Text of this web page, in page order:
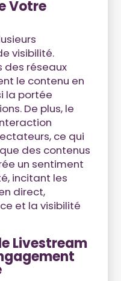
Votre
visibilité.
des réseaux
le contenu en
la portée
De plus, le
ce qui
des contenus
un sentiment
incitant les
direct,
et la visibilité
Livestream